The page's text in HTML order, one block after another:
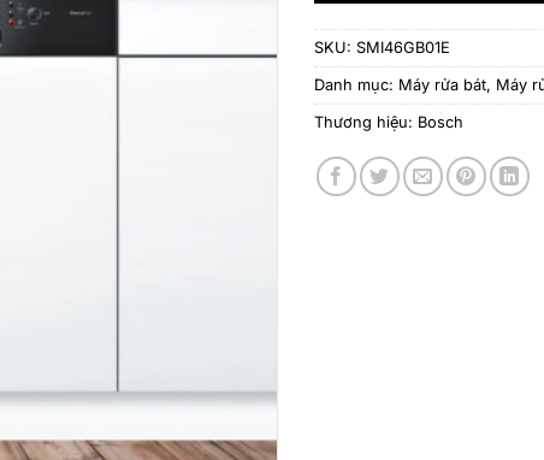
SKU: SMI46GB01E
Danh mục: Máy rửa bát, Máy
Thương hiệu: Bosch